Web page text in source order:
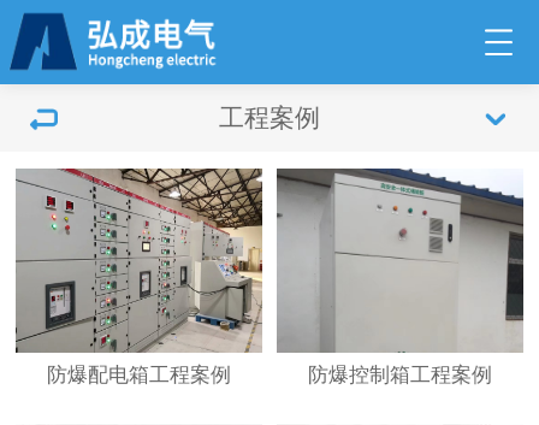
工程案例
防爆配电箱工程案例 防爆控制箱工程案例